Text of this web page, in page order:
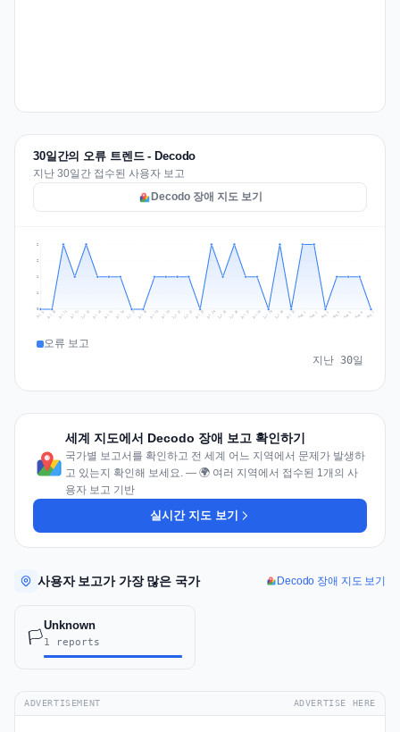
30일간의 오류 트렌드 - Decodo
지난 30일간 접수된 사용자 보고
Decodo 장애 지도 보기
1
1
2
2
Jul 9 Jul 10 Jul 11 Jul 12 Jul 13 Jul 14 Jul 15 Jul 16 Jul 17 Jul 18 Jul 19 Jul 20 Jul 21 Jul 22 Jul 23 Jul 24 Jul 25 Jul 26 Jul 27 Jul 28 Jul 29 Jul 30 Jul 31 Aug 1 Aug 2 Aug 3 Aug 4 Aug 5 Aug 6 Aug 7
오류 보고
지난 30일
세계 지도에서 Decodo 장애 보고 확인하기
국가별 보고서를 확인하고 전 세계 어느 지역에서 문제가 발생하
고 있는지 확인해 보세요. — 🌍 여러 지역에서 접수된 1개의 사
용자 보고 기반
실시간 지도 보기
사용자 보고가 가장 많은 국가 Decodo 장애 지도 보기
🏳️
Unknown
1 reports
ADVERTISEMENT ADVERTISE HERE